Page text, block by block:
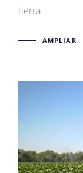
tierra.
AMPLIAR